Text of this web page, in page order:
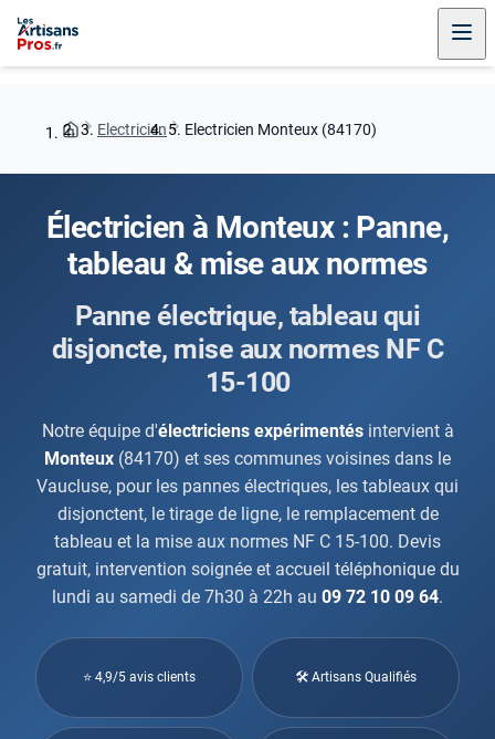
Electricien Electricien Monteux (84170)
Électricien à Monteux : Panne,
tableau & mise aux normes
Panne électrique, tableau qui
disjoncte, mise aux normes NF C
15-100
Notre équipe d'électriciens expérimentésintervient à
Monteux (84170) et ses communes voisines dans le
Vaucluse, pour les pannes électriques, les tableaux qui
disjonctent, le tirage de ligne, le remplacement de
tableau et la mise aux normes NF C 15-100. Devis
gratuit, intervention soignée et accueil téléphonique du
lundi au samedi de 7h30 à 22h au 09 72 10 09 64.
⭐ 4,9/5 avis clients 🛠 Artisans Qualifiés